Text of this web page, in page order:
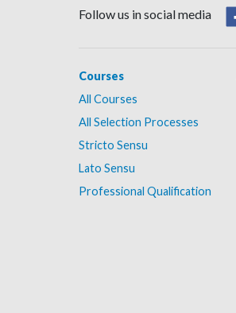
Follow us in social media
Courses
All Courses
All Selection Processes
Stricto Sensu
Lato Sensu
Professional Qualification